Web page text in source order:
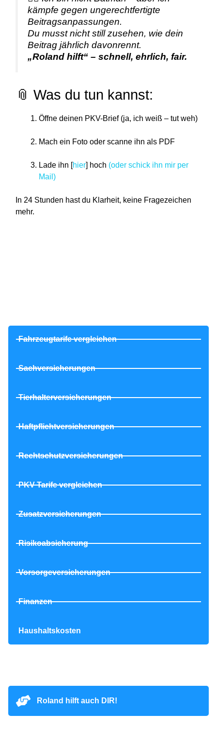
Fahrzeugtarife vergleichen
Sachversicherungen
Tierhalterversicherungen
Haftpflichtversicherungen
Rechtschutzversicherungen
PKV Tarife vergleichen
Zusatzversicherungen
Risikoabsicherung
Vorsorgeversicherungen
Finanzen
Haushaltskosten
Roland hilft auch DIR!
kämpfe gegen ungerechtfertigte
Beitragsanpassungen.
Du musst nicht still zusehen, wie dein
Beitrag jährlich davonrennt.
„Roland hilft“ – schnell, ehrlich, fair.
📎 Was du tun kannst:
Öffne deinen PKV-Brief (ja, ich weiß – tut weh)
Mach ein Foto oder scanne ihn als PDF
Lade ihn [hier] hoch (oder schick ihn mir per
Mail)
In 24 Stunden hast du Klarheit, keine Fragezeichen
mehr.